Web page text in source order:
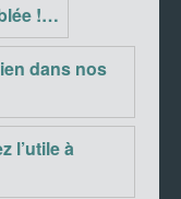
!…
dans nos
l’utile à